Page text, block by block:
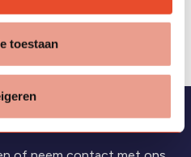
toestaan